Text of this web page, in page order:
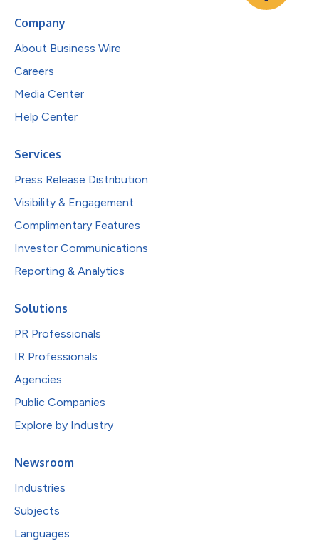
Company
About Business Wire
Careers
Media Center
Help Center
Services
Press Release Distribution
Visibility & Engagement
Complimentary Features
Investor Communications
Reporting & Analytics
Solutions
PR Professionals
IR Professionals
Agencies
Public Companies
Explore by Industry
Newsroom
Industries
Subjects
Languages